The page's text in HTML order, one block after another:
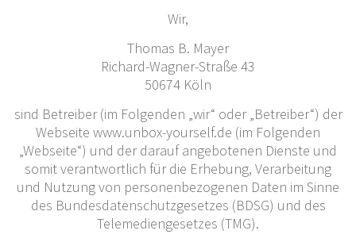
Wir,
Thomas B. Mayer
Richard-Wagner-Straße 43
50674 Köln
sind Betreiber (im Folgenden „wir“ oder „Betreiber“) der
Webseite www.unbox-yourself.de (im Folgenden
„Webseite“) und der darauf angebotenen Dienste und
somit verantwortlich für die Erhebung, Verarbeitung
und Nutzung von personenbezogenen Daten im Sinne
des Bundesdatenschutzgesetzes (BDSG) und des
Telemediengesetzes (TMG).